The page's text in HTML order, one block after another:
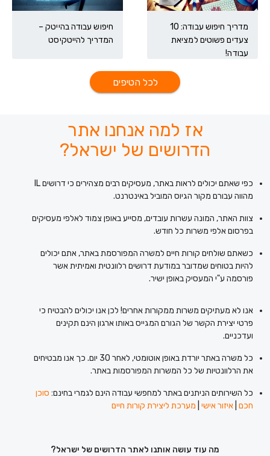
מדריך חיפוש עבודה: 10
צעדים פשוטים למציאת
עבודה!
חיפוש עבודה בהייטק –
המדריך להייטקיסט
לכל הטיפים
אז למה אנחנו אתר
הדרושים של ישראל?
כפי שאתם יכולים לראות באתר, מעסיקים רבים מצהירים כי דרושים IL
מהווה עבורם מקור הגיוס המוביל באינטרנט.
צוות האתר, המונה עשרות עובדים, מסייע באופן צמוד לאלפי מעסיקים
בפרסום אלפי משרות כל חודש.
כשאתם שולחים קורות חיים למשרה המפורסמת באתר, אתם יכולים
להיות בטוחים שמדובר במודעת דרושים רלוונטית ואמיתית אשר
פורסמה ע"י המעסיק באופן ישיר.
אנו לא מעתיקים משרות ממקורות אחרים! לכן אנו יכולים להבטיח כי
פרטי יצירת הקשר של הגורם המגייס באותו ארגון הינם תקינים
ועדכניים.
כל משרה באתר יורדת באופן אוטומטי, לאחר 30 יום. כך אנו מבטיחים
את הרלוונטיות של כל המשרות המפורסמות באתר.
כל השירותים הניתנים באתר למחפשי עבודה הינם לגמרי בחינם: סוכן
חכם איזור אישי מערכת ליצירת קורות חיים
מה עוד עושה אותנו לאתר הדרושים של ישראל?